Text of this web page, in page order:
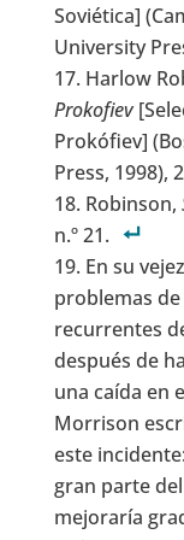
Soviética]
University
Harlow
Prokofiev
Prokófiev]
Press, 1998),
Robinson,
n.º 21.
En su
problemas
recurrentes
después de
una caída en
Morrison
este
gran parte
mejoraría